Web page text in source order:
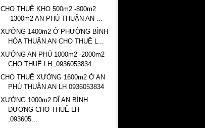
CHO THUÊ KHO 500m2 -800m2
-1300m2 AN PHÚ THUẬN AN ...
XƯỞNG 1400m2 Ở PHƯỜNG BÌNH
HÒA THUẬN AN CHO THUÊ L...
XƯỞNG AN PHÚ 1000m2 -2000m2
CHO THUÊ LH ;0936053834
CHO THUÊ XƯỞNG 1600m2 Ở AN
PHÚ THUẬN AN LH 0936053834
XƯỞNG 1000m2 DĨ AN BÌNH
DƯƠNG CHO THUÊ LH
;093605...